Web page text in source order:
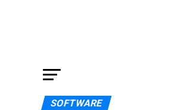
SOFTWARE